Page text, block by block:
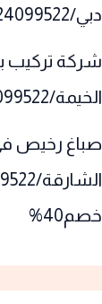
دبي/0524099522
شركة تركيب
الخيمة/0524099522
صباغ رخيص
خصم40%